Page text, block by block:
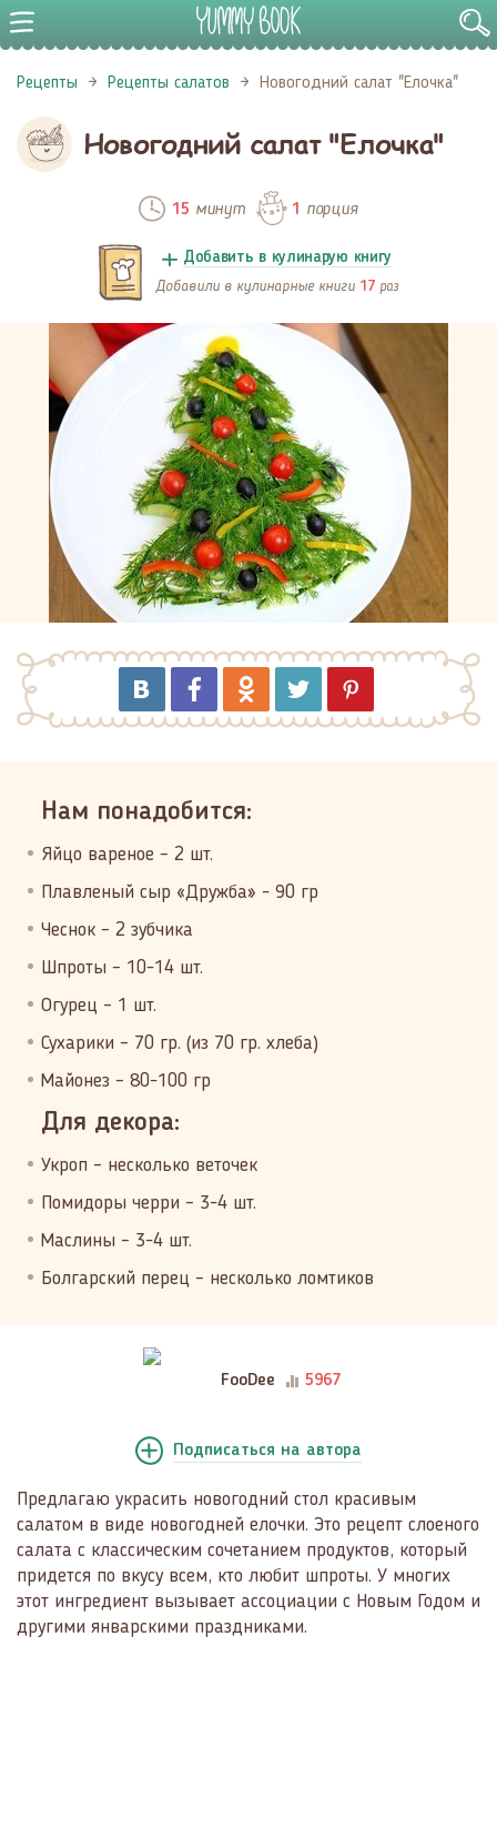
Рецепты Рецепты салатов Новогодний салат "Елочка"
Новогодний салат "Елочка"
15 минут 1 порция
Добавить в кулинарую книгу
Добавили в кулинарные книги 17 раз
Нам понадобится:
Яйцо вареное – 2 шт.
Плавленый сыр «Дружба» - 90 гр
Чеснок – 2 зубчика
Шпроты – 10-14 шт.
Огурец – 1 шт.
Сухарики – 70 гр. (из 70 гр. хлеба)
Майонез – 80-100 гр
Для декора:
Укроп – несколько веточек
Помидоры черри – 3-4 шт.
Маслины – 3-4 шт.
Болгарский перец – несколько ломтиков
FooDee 5967
Подписаться на автора
Предлагаю украсить новогодний стол красивым
салатом в виде новогодней елочки. Это рецепт слоеного
салата с классическим сочетанием продуктов, который
придется по вкусу всем, кто любит шпроты. У многих
этот ингредиент вызывает ассоциации с Новым Годом и
другими январскими праздниками.